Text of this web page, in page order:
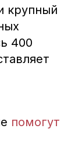
крупный
400
помогут